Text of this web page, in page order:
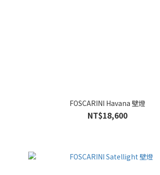
FOSCARINI Havana 壁燈
NT$18,600